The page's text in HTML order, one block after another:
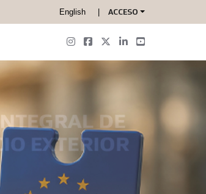
English ACCESO